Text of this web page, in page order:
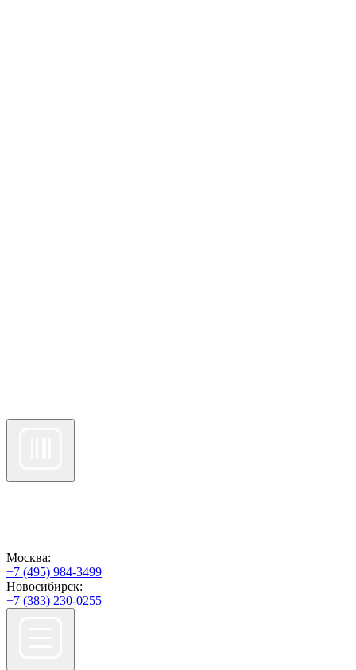
Москва:
+7 (495) 984-3499
Новосибирск:
+7 (383) 230-0255